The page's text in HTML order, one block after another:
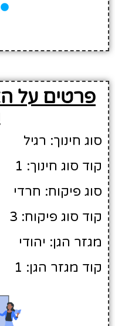
פרטים על
סוג חינוך: רגיל
קוד סוג חינוך: 1
סוג פיקוח: חרדי
קוד סוג פיקוח: 3
מגזר הגן: יהודי
קוד מגזר הגן: 1